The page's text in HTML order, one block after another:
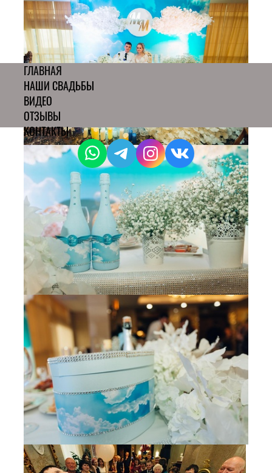
ГЛАВНАЯ
НАШИ СВАДЬБЫ
ВИДЕО
ОТЗЫВЫ
КОНТАКТЫ